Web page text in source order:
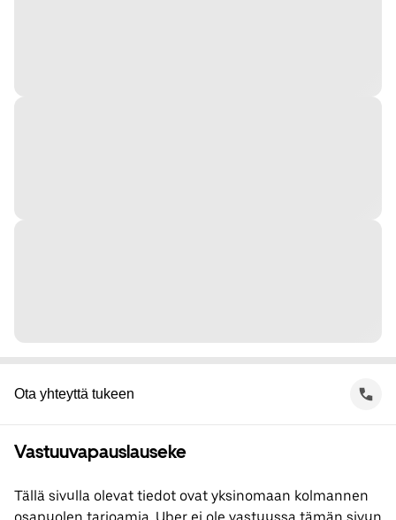
Ota yhteyttä tukeen
Vastuuvapauslauseke
Tällä sivulla olevat tiedot ovat yksinomaan kolmannen